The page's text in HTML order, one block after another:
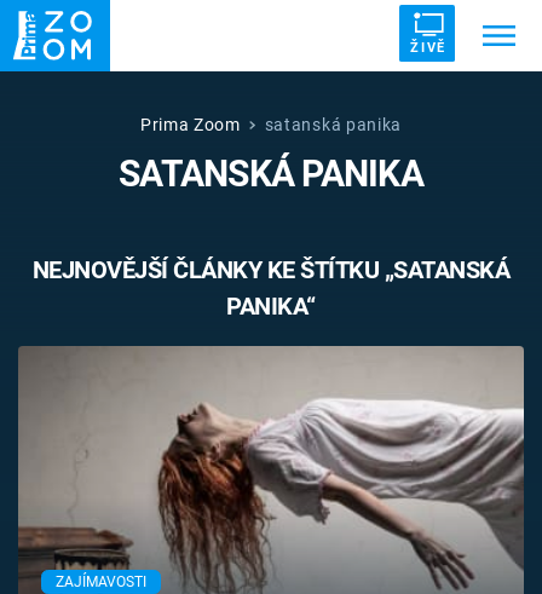
ŽIVĚ
ZRÁDCI UFO DRUHÁ SVĚTOVÁ VÁLKA
VETŘELCI DÁVNOVĚKU
Pořady
TV Program
Časopis
Prima Zoom satanská panika
SATANSKÁ PANIKA
NEJNOVĚJŠÍ ČLÁNKY KE ŠTÍTKU „SATANSKÁ
PANIKA“
ZAJÍMAVOSTI